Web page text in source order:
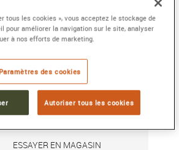
7 270 €
de livraison : 15 jour(s)
AU PANIER
ESSAYER EN MAGASIN
tous les cookies », vous acceptez le stockage de
pour améliorer la navigation sur le site, analyser
à nos efforts de marketing.
Paramètres des cookies
Autoriser tous les cookies